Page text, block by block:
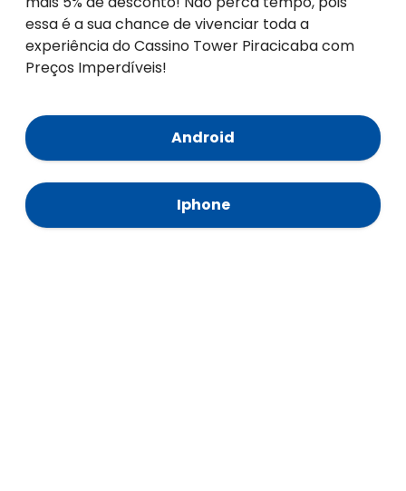
essa é a sua chance de vivenciar toda a
experiência do Cassino Tower Piracicaba com
Preços Imperdíveis!
Android
Iphone